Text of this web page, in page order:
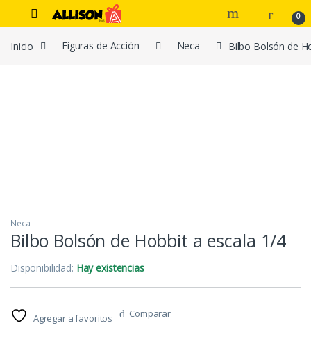
Navegar
Ir al contenido
0
Inicio Figuras de Acción Neca Bilbo Bolsón de
Neca
Bilbo Bolsón de Hobbit a escala 1/4
Disponibilidad: Hay existencias
Agregar a favoritos Comparar